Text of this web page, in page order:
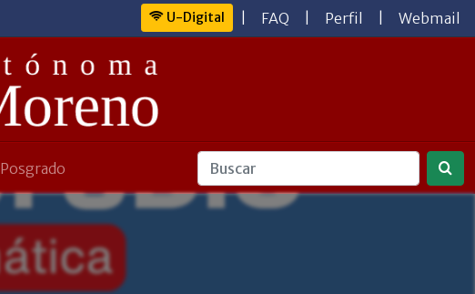
U-Digital FAQ Perfil Webmail
Posgrado